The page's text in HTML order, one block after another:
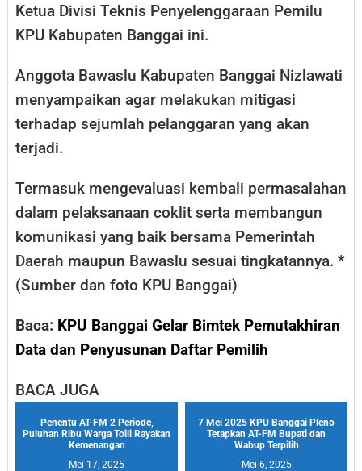
Ketua Divisi Teknis Penyelenggaraan Pemilu
KPU Kabupaten Banggai ini.
Anggota Bawaslu Kabupaten Banggai Nizlawati
menyampaikan agar melakukan mitigasi
terhadap sejumlah pelanggaran yang akan
terjadi.
Termasuk mengevaluasi kembali permasalahan
dalam pelaksanaan coklit serta membangun
komunikasi yang baik bersama Pemerintah
Daerah maupun Bawaslu sesuai tingkatannya. *
(Sumber dan foto KPU Banggai)
Baca: KPU Banggai Gelar Bimtek Pemutakhiran
Data dan Penyusunan Daftar Pemilih
BACA JUGA
Penentu AT-FM 2 Periode,
Puluhan Ribu Warga Toili Rayakan
Kemenangan
Mei 17, 2025
7 Mei 2025 KPU Banggai Pleno
Tetapkan AT-FM Bupati dan
Wabup Terpilih
Mei 6, 2025